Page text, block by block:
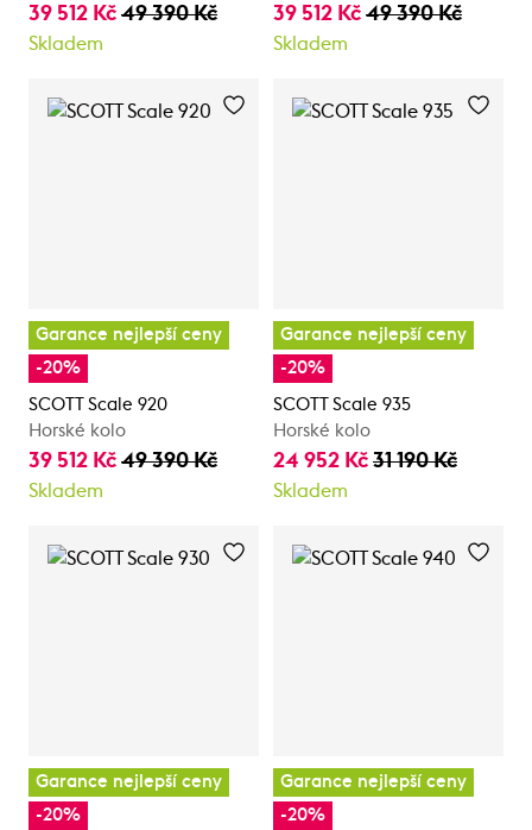
39 512 Kč 49 390 Kč
Skladem
39 512 Kč 49 390 Kč
Skladem
Garance nejlepší ceny
-20%
SCOTT Scale 920
Horské kolo
39 512 Kč 49 390 Kč
Skladem
Garance nejlepší ceny
-20%
SCOTT Scale 935
Horské kolo
24 952 Kč 31 190 Kč
Skladem
Garance nejlepší ceny
-20%
Garance nejlepší ceny
-20%